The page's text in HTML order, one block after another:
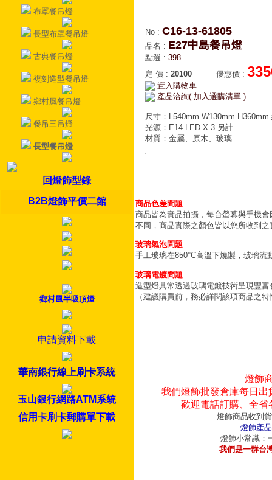
布罩餐吊燈
長型布罩餐吊燈
古典餐吊燈
複刻造型餐吊燈
鄉村風餐吊燈
餐吊三吊燈
長型餐吊燈
回燈飾型錄
B2B燈飾平價二館
鄉村風半吸頂燈
申請資料下載
華南銀行線上刷卡系統
玉山銀行網路ATM系統
信用卡刷卡郵購單下載
No : C16-13-61805
品名 : E27中島餐吊燈
點選 : 398
定 價 : 20100 優惠價 :
置入購物車
產品洽詢( 加入選購清單 )
尺寸：L540mm W130mm H360mm
光源：E14 LED X 3 另計
材質：金屬、原木、玻璃
商品色差問題
商品皆為實品拍攝，每台螢幕與手機
不同，商品實際之顏色皆以您所收到之
玻璃氣泡問題
手工玻璃在850°C高溫下燒製，玻璃
玻璃電鍍問題
造型燈具常透過玻璃電鍍技術呈現豐
（建議購買前，務必詳閱該項商品之
燈飾
我們燈飾批發倉庫每日
歡迎電話訂購、全
燈飾商品收到
燈飾產
燈飾小常識：
我們是一群台